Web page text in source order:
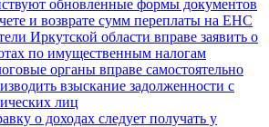
обновленные формы документов
и возврате сумм переплаты на ЕНС
Иркутской области вправе заявить о
по имущественным налогам
органы вправе самостоятельно
взыскание задолженности с
лиц
о доходах следует получать у